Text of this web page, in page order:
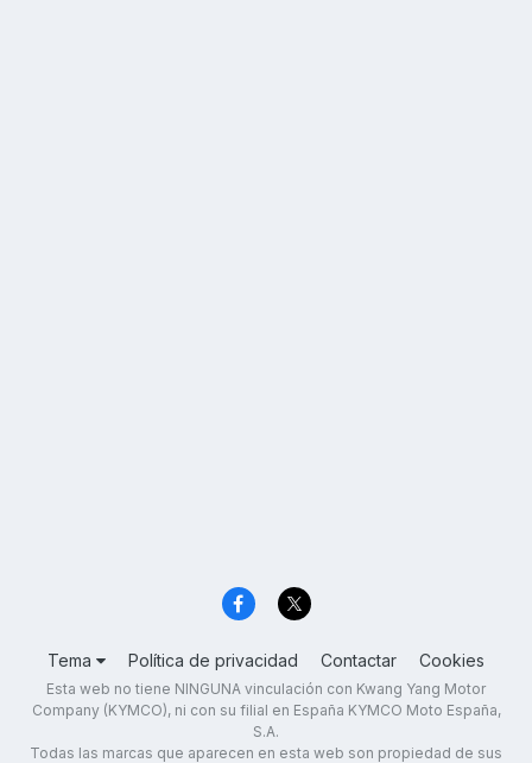
Tema Política de privacidad Contactar Cookies
Esta web no tiene NINGUNA vinculación con Kwang Yang Motor
Company (KYMCO), ni con su filial en España KYMCO Moto España,
S.A.
Todas las marcas que aparecen en esta web son propiedad de sus